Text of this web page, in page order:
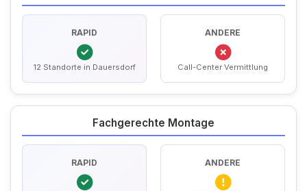
RAPID
12 Standorte in Dauersdorf
ANDERE
Call-Center Vermittlung
Fachgerechte Montage
RAPID ANDERE